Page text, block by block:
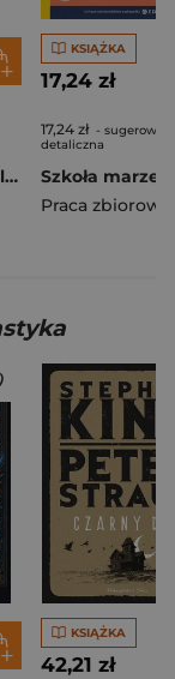
Drużyna Tropicieli SP 1 podręcznik cz.1
KSIĄŻKA
17,24 zł
17,24 zł -
detaliczna
Praca zbiorowa
KSIĄŻKA
42,21 zł